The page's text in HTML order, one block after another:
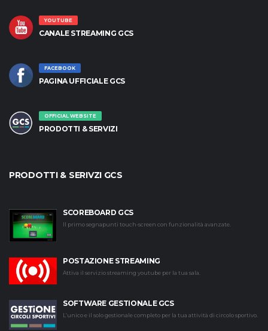
YOUTUBE
CANALE STREAMING GCS
FACEBOOK
PAGINA UFFICIALE GCS
OFFICIAL WEBSITE
PRODOTTI & SERVIZI
PRODOTTI & SERIVZI GCS
SCOREBOARD GCS
Il primo segnapunti touch-screen con funzionalità avanzate.
POSTAZIONE STREAMING
Attiva il servizio streaming youtube per la tua sala.
SOFTWARE GESTIONALE GCS
L’unico e il solo gestionale completo per la tua attività di circolo sportivo.